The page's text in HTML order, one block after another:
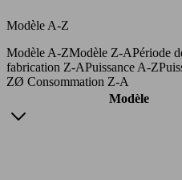
Modèle A-Z
Modèle A-ZModèle Z-APériode
fabrication Z-APuissance A-Z
ZØ Consommation Z-A
Modèle